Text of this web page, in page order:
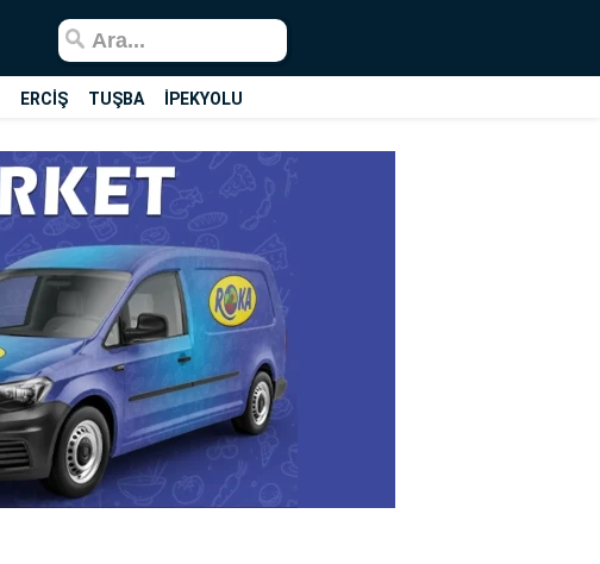
ERCİŞ TUŞBA İPEKYOLU